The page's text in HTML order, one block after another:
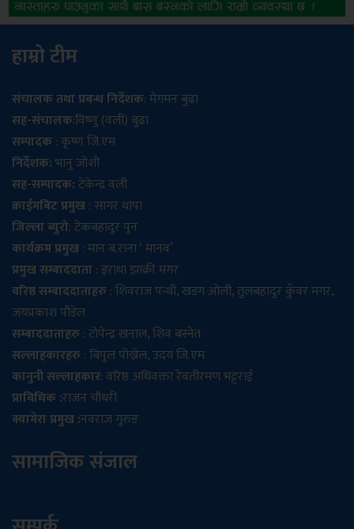
हाम्रो टीम
संचालक तथा प्रबन्ध निर्देशक: मेगमन बुढा
सह-संचालक:विष्णु (वली) बुढा
सम्पादक: कृष्ण जि.एम
निर्देशक:भानु जोशी
सह-सम्पादक:टेकेन्द्र वली
क्राईमबिट प्रमुख: सागर थापा
जिल्ला ब्युरो: टेकबहादुर पुन
कार्यक्रम प्रमुख: मान ब.राना ‘ मानव’
प्रमुख सम्बाददाता: इराधा झाक्री मगर
वरिष्ठ सम्बाददाताहरु: शिवराज पन्थी, खडग ओली, तुलबहादुर कुँवर मगर,
जयप्रकाश पौडेल
सम्बाददाताहरु: टोपेन्द्र खनाल, शिव बस्नेत
सल्लाहकारहरु: बिपुल पोख्रेल, उदय जि.एम
कानुनी सल्लाहकार: वरिष्ठ अधिवक्ता रेवतीरमण भट्टराई
प्राविधिक :राजन चौधरी
क्यामेरा प्रमुख :नवराज गुरुङ
सामाजिक संजाल